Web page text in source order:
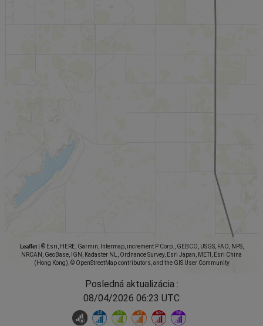
Leaflet
© Esri, HERE, Garmin, Intermap, increment P Corp., GEBCO, USGS, FAO, NPS,
NRCAN, GeoBase, IGN, Kadaster NL, Ordnance Survey, Esri Japan, METI, Esri China
(Hong Kong), © OpenStreetMap contributors, and the GIS User Community
Posledná aktualizácia :
08/04/2026 06:23 UTC